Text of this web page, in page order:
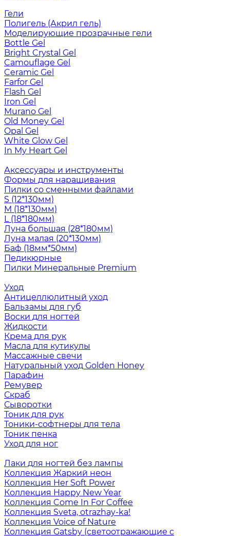
Гели
Полигель (Акрил гель)
Моделирующие прозрачные гели
Bottle Gel
Bright Crystal Gel
Camouflage Gel
Ceramic Gel
Farfor Gel
Flash Gel
Iron Gel
Murano Gel
Old Money Gel
Opal Gel
White Glow Gel
In My Heart Gel
Аксессуары и инструменты
Формы для наращивания
Пилки со сменными файлами
S (12*130мм)
M (18*130мм)
L (18*180мм)
Луна большая (28*180мм)
Луна малая (20*130мм)
Баф (18мм*50мм)
Педикюрные
Пилки Минеральные Premium
Уход
Антицеллюлитный уход
Бальзамы для губ
Воски для ногтей
Жидкости
Крема для рук
Масла для кутикулы
Массажные свечи
Натуральный уход Golden Honey
Парафин
Ремувер
Скраб
Сыворотки
Тоник для рук
Тоники-софтнеры для тела
Тоник пенка
Уход для ног
Лаки для ногтей без лампы
Коллекция Жаркий неон
Коллекция Her Soft Power
Коллекция Happy New Year
Коллекция Come In For Coffee
Коллекция Sveta, otrazhay-ka!
Коллекция Voice of Nature
Коллекция Gatsby (светоотражающие с